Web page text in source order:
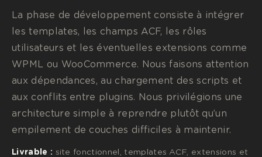
La phase de développement consiste à intégrer
les templates, les champs ACF, les rôles
utilisateurs et les éventuelles extensions comme
WPML ou WooCommerce. Nous faisons attention
aux dépendances, au chargement des scripts et
aux conflits entre plugins. Nous privilégions une
architecture simple à reprendre plutôt qu’un
empilement de couches difficiles à maintenir.
Livrable : site fonctionnel, templates ACF, extensions et